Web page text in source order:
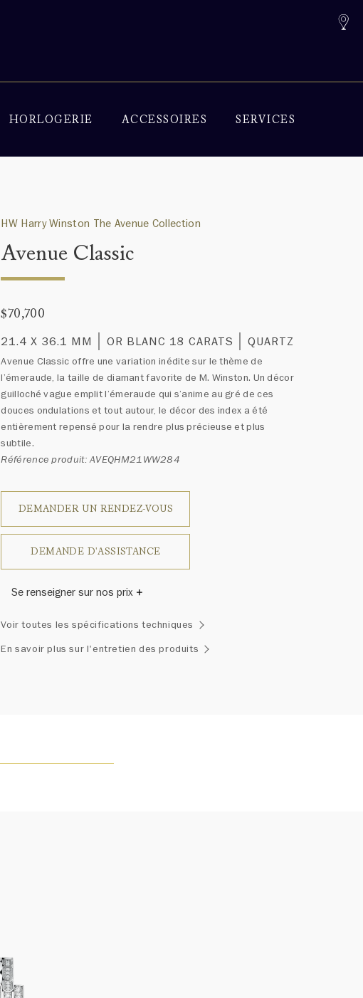
HORLOGERIE ACCESSOIRES SERVICES
HW Harry Winston The Avenue Collection
Avenue Classic
$70,700
21.4 X 36.1 MM OR BLANC 18 CARATS QUARTZ
Avenue Classic offre une variation inédite sur le thème de
l’émeraude, la taille de diamant favorite de M. Winston. Un décor
guilloché vague emplit l’émeraude qui s’anime au gré de ces
douces ondulations et tout autour, le décor des index a été
entièrement repensé pour la rendre plus précieuse et plus
subtile.
Référence produit: AVEQHM21WW284
DEMANDER UN RENDEZ-VOUS
DEMANDE D'ASSISTANCE
Se renseigner sur nos prix
ressemblent.» Chaque bijou de la Maison Harry Winston présente
un assemblage exclusif de diamants uniques et de pierres
précieuses, le poids en carats et la quantité de pierres peuvent
Voir toutes les spécifications techniques
En savoir plus sur l'entretien des produits